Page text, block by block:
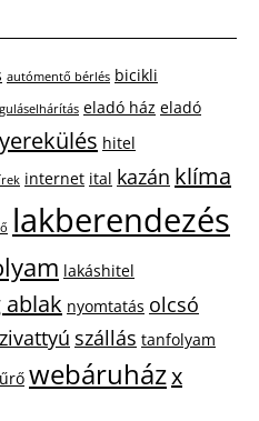
autómentő bérlés bicikli
eladó ház eladó
hitel
internet ital kazán klíma
lakberendezés
lakáshitel
ablak nyomtatás olcsó
szállás tanfolyam
webáruházx